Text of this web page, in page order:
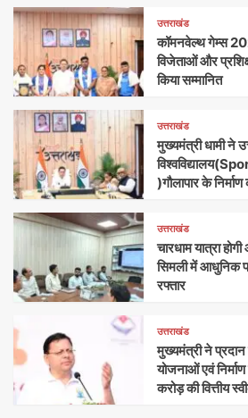
उत्तराखंड
कॉमनवेल्थ गेम्स
विजेताओं और
किया सम्मानित
उत्तराखंड
मुख्यमंत्री धामी ने
)गौलापार के निर्माण
उत्तराखंड
चारधाम यात्रा
सिमली में आधुनिक
रफ्तार
उत्तराखंड
मुख्यमंत्री ने प्रदान
योजनाओं एवं
करोड़ की वित्तीय